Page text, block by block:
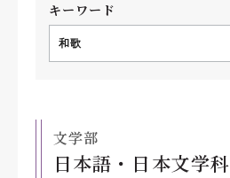
キーワード
和歌
文学部
日本語・日本文学科